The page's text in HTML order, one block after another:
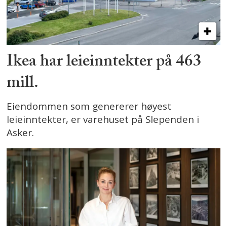
Ikea har leieinntekter på 463
mill.
Eiendommen som genererer høyest
leieinntekter, er varehuset på Slependen i
Asker.